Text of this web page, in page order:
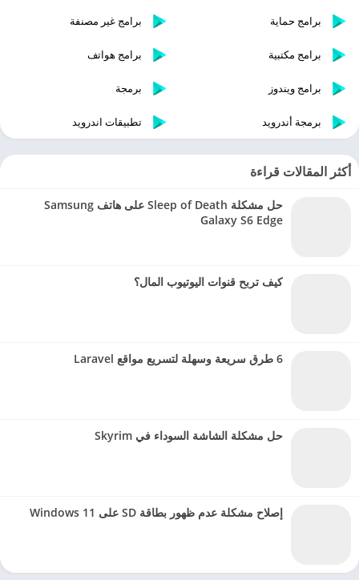
برامج حماية برامج غير مصنفة
برامج مكتبية برامج هواتف
برامج ويندوز برمجة
برمجة أندرويد تطبيقات اندرويد
أكثر المقالات قراءة
حل مشكلة Sleep of Death على هاتف Samsung
Galaxy S6 Edge
كيف تربح قنوات اليوتيوب المال؟
6 طرق سريعة وسهلة لتسريع مواقع Laravel
حل مشكلة الشاشة السوداء في Skyrim
إصلاح مشكلة عدم ظهور بطاقة SD على Windows 11